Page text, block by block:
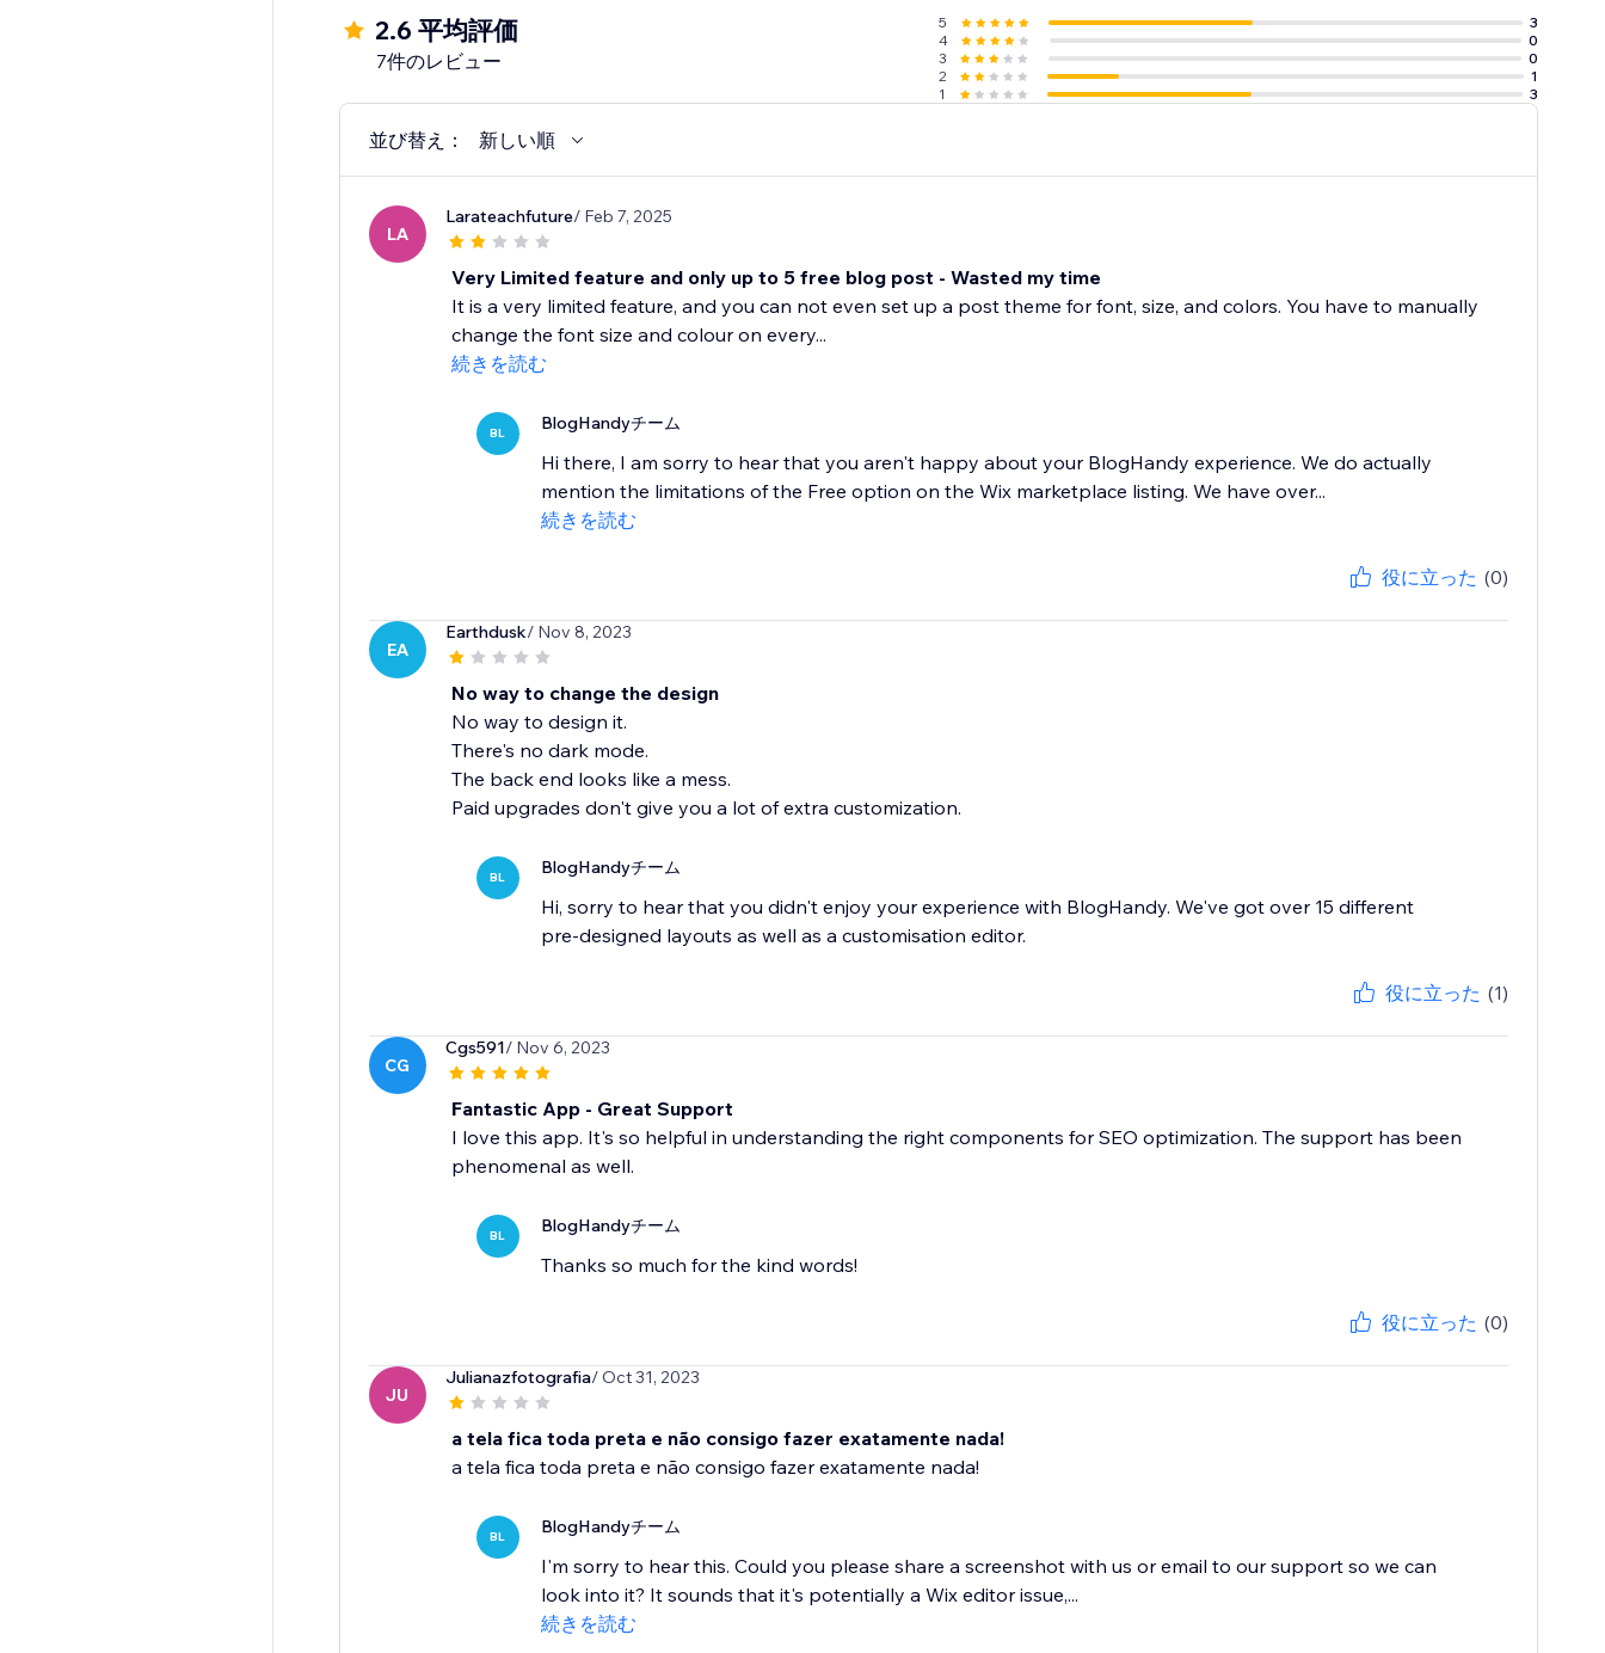
2.6 平均評価
7件のレビュー
5
3
4
0
3
0
2
1
1
3
並び替え： 新しい順
LA
Larateachfuture/ Feb 7, 2025
Very Limited feature and only up to 5 free blog post - Wasted my time
It is a very limited feature, and you can not even set up a post theme for font, size, and colors. You have to manually
change the font size and colour on every...
続きを読む
BL BlogHandyチーム
Hi there, I am sorry to hear that you aren't happy about your BlogHandy experience. We do actually
mention the limitations of the Free option on the Wix marketplace listing. We have over...
続きを読む
役に立った (0)
EA
Earthdusk/ Nov 8, 2023
No way to change the design
No way to design it.
There's no dark mode.
The back end looks like a mess.
Paid upgrades don't give you a lot of extra customization.
BL BlogHandyチーム
Hi, sorry to hear that you didn't enjoy your experience with BlogHandy. We've got over 15 different
pre-designed layouts as well as a customisation editor.
役に立った (1)
CG
Cgs591/ Nov 6, 2023
Fantastic App - Great Support
I love this app. It's so helpful in understanding the right components for SEO optimization. The support has been
phenomenal as well.
BL BlogHandyチーム
Thanks so much for the kind words!
役に立った (0)
JU
Julianazfotografia/ Oct 31, 2023
a tela fica toda preta e não consigo fazer exatamente nada!
a tela fica toda preta e não consigo fazer exatamente nada!
BL BlogHandyチーム
I'm sorry to hear this. Could you please share a screenshot with us or email to our support so we can
look into it? It sounds that it's potentially a Wix editor issue,...
続きを読む